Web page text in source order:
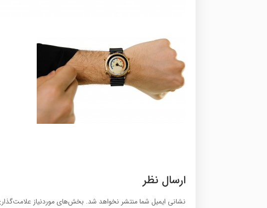
ارسال نظر
نشانی ایمیل شما منتشر نخواهد شد. بخش‌های موردنیاز